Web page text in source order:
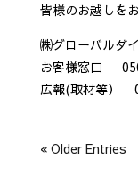
皆様のお越しを
㈱グローバルダ
お客様窓口
広報(取材等）
« Older Entries